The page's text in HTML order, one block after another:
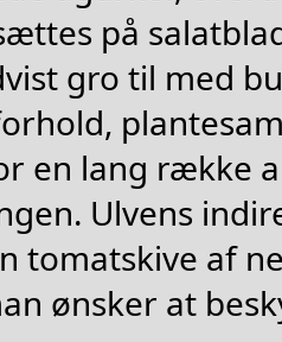
på
gro til med
en lang række
Ulvens
tomatskive af
ønsker at